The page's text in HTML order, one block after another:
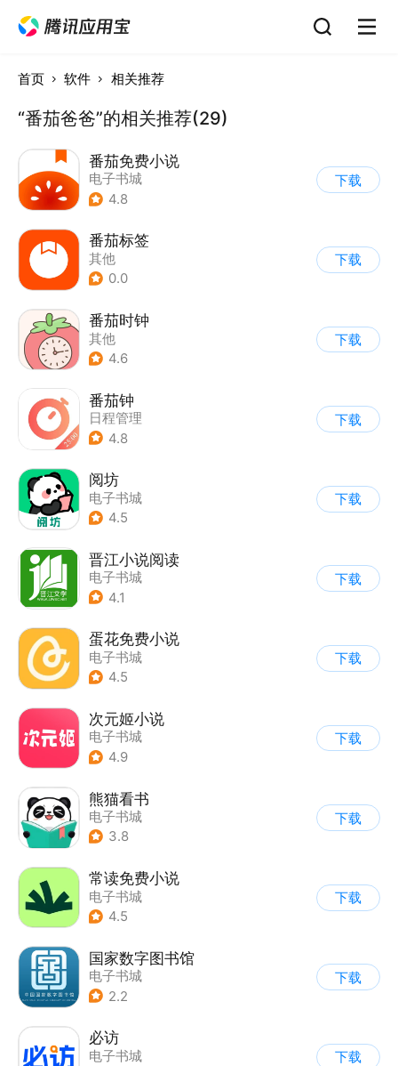
首页 软件 相关推荐
“番茄爸爸”的相关推荐(29)
番茄免费小说
电子书城
4.8
下载
番茄标签
其他
0.0
下载
番茄时钟
其他
4.6
下载
番茄钟
日程管理
4.8
下载
阅坊
电子书城
4.5
下载
晋江小说阅读
电子书城
4.1
下载
蛋花免费小说
电子书城
4.5
下载
次元姬小说
电子书城
4.9
下载
熊猫看书
电子书城
3.8
下载
常读免费小说
电子书城
4.5
下载
国家数字图书馆
电子书城
2.2
下载
必访
电子书城
下载